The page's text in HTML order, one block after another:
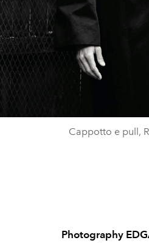
Cappotto e pull,
Photography